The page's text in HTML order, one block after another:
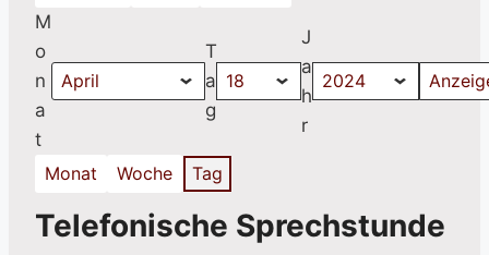
M
o
n
a
t
T
a
g
J
a
h
r
Monat Woche
Tag
Telefonische
Telefonische Sprechstunde